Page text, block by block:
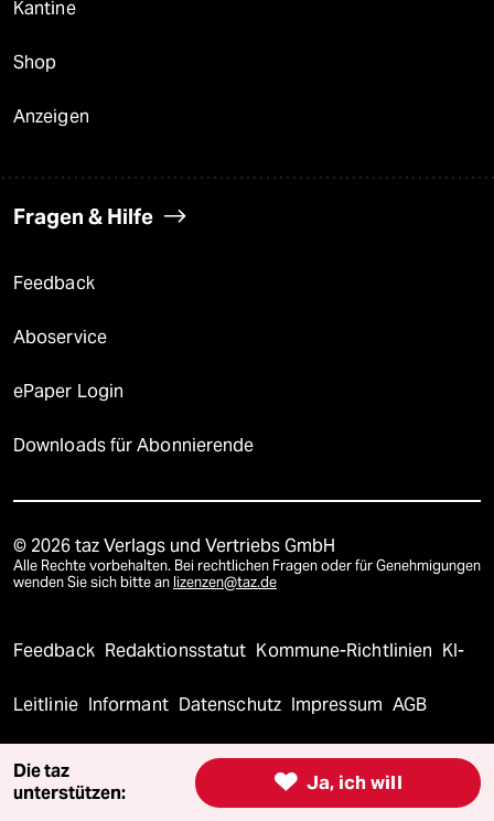
Kantine
Shop
Anzeigen
Fragen & Hilfe
Feedback
Aboservice
ePaper Login
Downloads für Abonnierende
© 2026 taz Verlags und Vertriebs GmbH
Alle Rechte vorbehalten. Bei rechtlichen Fragen oder für Genehmigungen
wenden Sie sich bitte an lizenzen@taz.de
Feedback Redaktionsstatut Kommune-Richtlinien KI-
Leitlinie Informant Datenschutz Impressum AGB
Seitenwende Einwilligungen widerrufen (Ads)
 Ja, ich will
Die taz
unterstützen: